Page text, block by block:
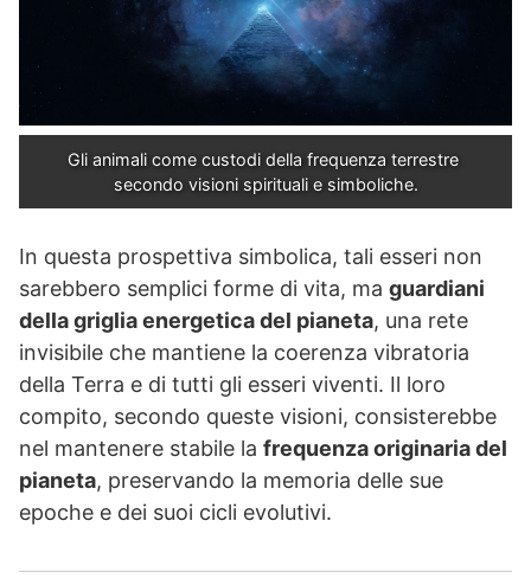
Gli animali come custodi della frequenza terrestre
secondo visioni spirituali e simboliche.
In questa prospettiva simbolica, tali esseri non
sarebbero semplici forme di vita, ma guardiani
della griglia energetica del pianeta, una rete
invisibile che mantiene la coerenza vibratoria
della Terra e di tutti gli esseri viventi. Il loro
compito, secondo queste visioni, consisterebbe
nel mantenere stabile la frequenza originaria del
pianeta, preservando la memoria delle sue
epoche e dei suoi cicli evolutivi.